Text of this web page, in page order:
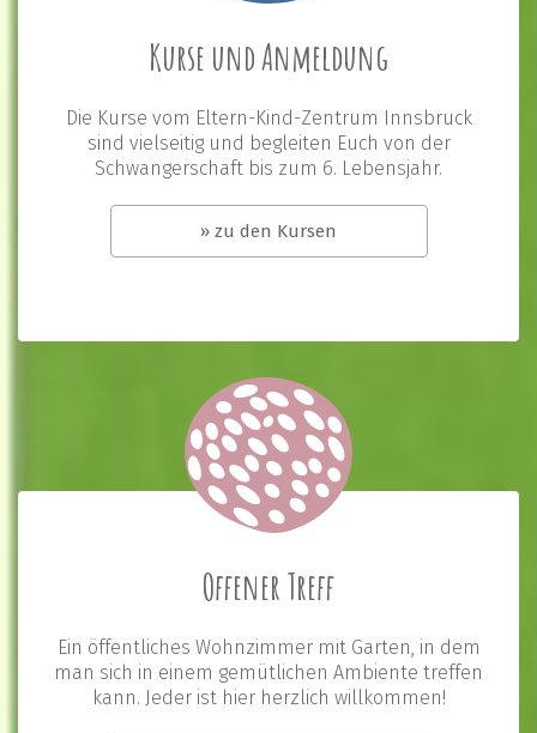
Kurse und Anmeldung
Die Kurse vom Eltern-Kind-Zentrum Innsbruck
sind vielseitig und begleiten Euch von der
Schwangerschaft bis zum 6. Lebensjahr.
» zu den Kursen
Offener Treff
Ein öffentliches Wohnzimmer mit Garten, in dem
man sich in einem gemütlichen Ambiente treffen
kann. Jeder ist hier herzlich willkommen!